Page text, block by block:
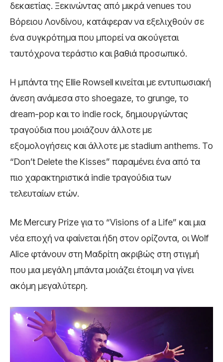
δεκαετίας. Ξεκινώντας από μικρά venues του
Βόρειου Λονδίνου, κατάφεραν να εξελιχθούν σε
ένα συγκρότημα που μπορεί να ακούγεται
ταυτόχρονα τεράστιο και βαθιά προσωπικό.
Η μπάντα της Ellie Rowsell κινείται με εντυπωσιακή
άνεση ανάμεσα στο shoegaze, το grunge, το
dream-pop και το indie rock, δημιουργώντας
τραγούδια που μοιάζουν άλλοτε με
εξομολογήσεις και άλλοτε με stadium anthems. Το
“Don’t Delete the Kisses” παραμένει ένα από τα
πιο χαρακτηριστικά indie τραγούδια των
τελευταίων ετών.
Με Mercury Prize για το “Visions of a Life” και μια
νέα εποχή να φαίνεται ήδη στον ορίζοντα, οι Wolf
Alice φτάνουν στη Μαδρίτη ακριβώς στη στιγμή
που μια μεγάλη μπάντα μοιάζει έτοιμη να γίνει
ακόμη μεγαλύτερη.